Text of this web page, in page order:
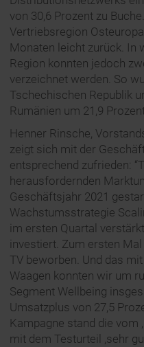
von 30,6 Prozent zu
Vertriebsregion
Monaten leicht zurück. In
Region konnten jedoch
verzeichnet werden. So
Tschechischen Republik
Rumänien um 21,9
Henner Rinsche,
zeigt sich mit der
entsprechend zufrieden:
herausfordernden
Geschäftsjahr 2021
Wachstumsstrategie
im ersten Quartal
investiert. Zum ersten
TV beworben. Und das
Waagen konnten wir um
Segment Wellbeing
Umsatzplus von 27,5
Kampagne stand die vom
mit dem Testurteil ,sehr